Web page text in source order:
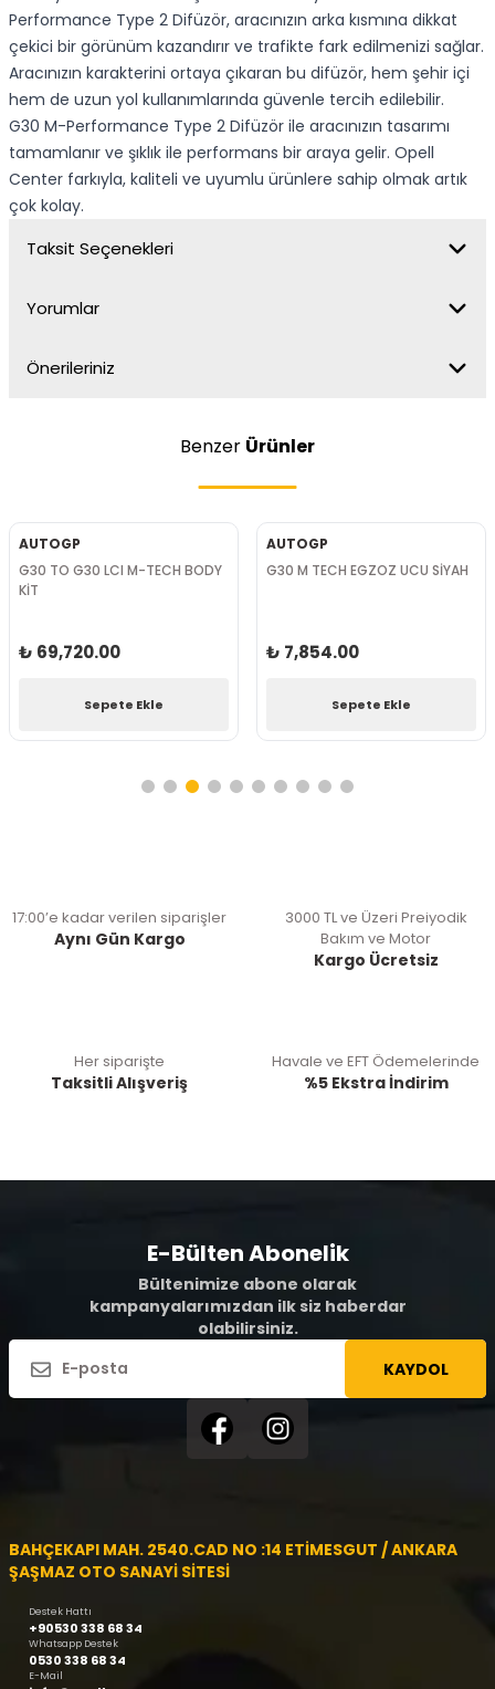
Performance Type 2 Difüzör, aracınızın arka kısmına dikkat
çekici bir görünüm kazandırır ve trafikte fark edilmenizi sağlar.
Aracınızın karakterini ortaya çıkaran bu difüzör, hem şehir içi
hem de uzun yol kullanımlarında güvenle tercih edilebilir.
G30 M-Performance Type 2 Difüzör ile aracınızın tasarımı
tamamlanır ve şıklık ile performans bir araya gelir. Opell
Center farkıyla, kaliteli ve uyumlu ürünlere sahip olmak artık
çok kolay.
Taksit Seçenekleri
Yorumlar
Önerileriniz
Benzer Ürünler
AUTOGP
G30 TO G30 LCI M-TECH BODY
KİT
₺ 69,720.00
Sepete Ekle
AUTOGP
G30 M TECH EGZOZ UCU SİYAH
₺ 7,854.00
Sepete Ekle
17:00’e kadar verilen siparişler
Aynı Gün Kargo
3000 TL ve Üzeri Preiyodik
Bakım ve Motor
Kargo Ücretsiz
Her siparişte
Taksitli Alışveriş
Havale ve EFT Ödemelerinde
%5 Ekstra İndirim
E-Bülten Abonelik
Bültenimize abone olarak
kampanyalarımızdan ilk siz haberdar
olabilirsiniz.
KAYDOL
BAHÇEKAPI MAH. 2540.CAD NO :14 ETİMESGUT / ANKARA
ŞAŞMAZ OTO SANAYİ SİTESİ
Destek Hattı
+90530 338 68 34
Whatsapp Destek
0530 338 68 34
E-Mail